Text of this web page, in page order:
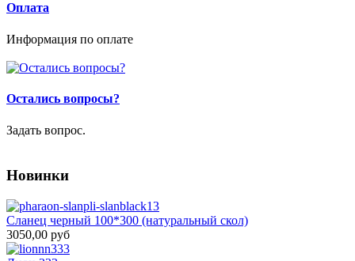
Оплата
Информация по оплате
Остались вопросы?
Задать вопрос.
Новинки
Сланец черный 100*300 (натуральный скол)
3050,00 руб